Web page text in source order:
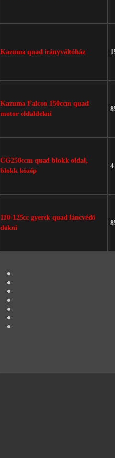
Kazuma quad irányváltóház
Kazuma Falcon 150ccm quad
motor oldaldekni
CG250ccm quad blokk oldal,
blokk közép
110-125cc gyerek quad láncvédő
dekni